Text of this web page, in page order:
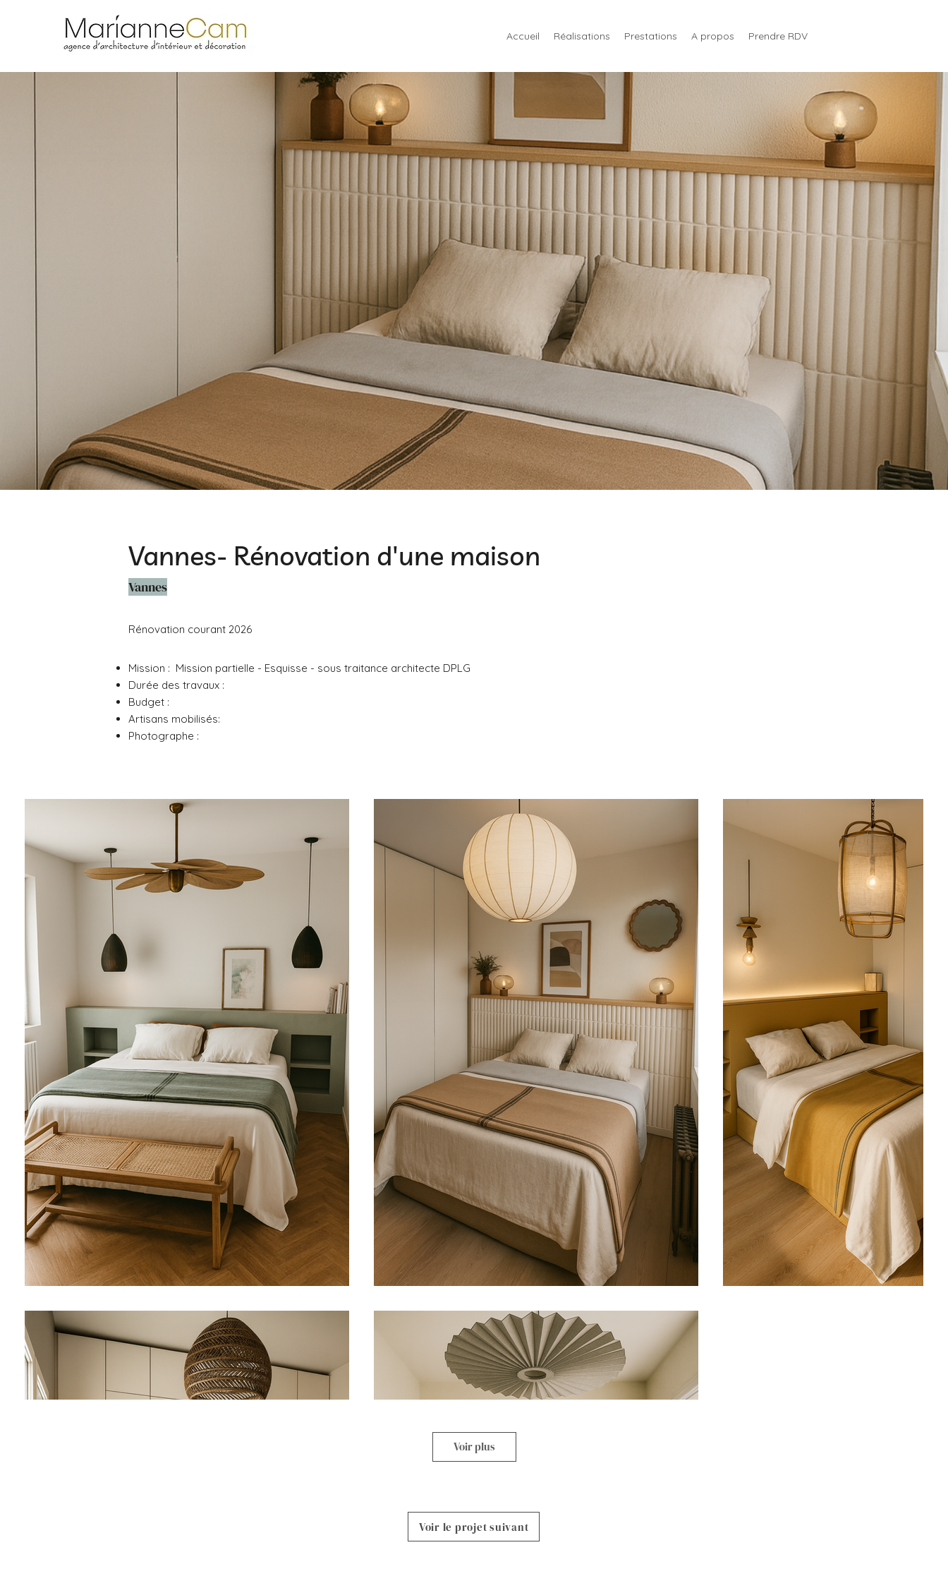
Accueil Réalisations Prestations A propos Prendre RDV
Vannes- Rénovation d'une maison
Vannes
Rénovation courant 2026
Mission : Mission partielle - Esquisse - sous traitance architecte DPLG
Durée des travaux :
Budget :
Artisans mobilisés:
Photographe :
Voir plus
Voir le projet suivant